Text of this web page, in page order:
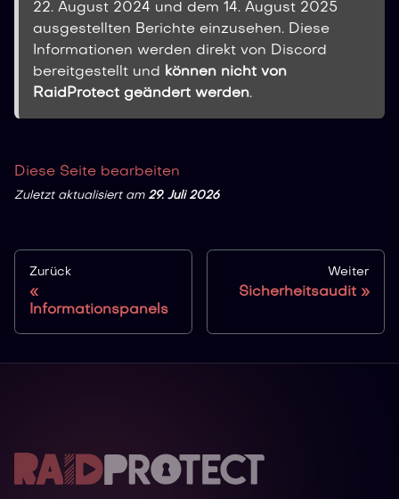
22. August 2024 und dem 14. August 2025
ausgestellten Berichte einzusehen. Diese
Informationen werden direkt von Discord
bereitgestellt und können nicht von
RaidProtect geändert werden.
Diese Seite bearbeiten
Zuletzt aktualisiertam 29. Juli 2026
Zurück
Informationspanels
Weiter
Sicherheitsaudit